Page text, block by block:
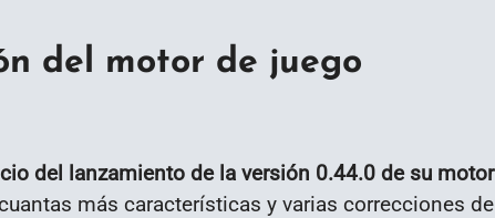
del motor de juego
del lanzamiento de la versión 0.44.0 de su motor
más características y varias correcciones de